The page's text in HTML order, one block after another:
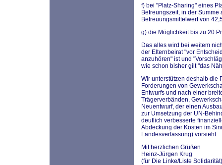
f) bei "Platz-Sharing" eines
Betreungszeit, in der
Betreuungsmittelwert von
g) die Möglichkeit bis zu 20
Das alles wird bei weitem
der Elternbeirat "vor
anzuhören" ist und
wie schon bisher gilt "das
Wir unterstützen deshalb die
Forderungen von
Entwurfs und nach einer
Trägerverbänden,
Neuentwurf, der einen
zur Umsetzung der UN-
deutlich verbesserte
Abdeckung der Kosten im
Landesverfassung) vorsieht.
Mit herzlichen Grüßen
Heinz-Jürgen Krug
(für Die Linke/Liste Solidarität)